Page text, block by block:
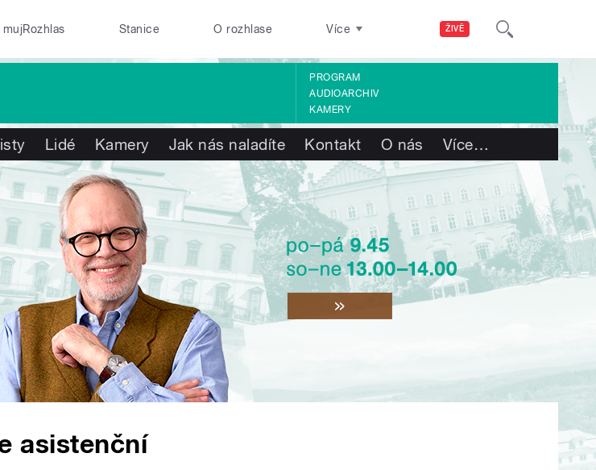
ŽIVĚ
mujRozhlas Stanice O rozhlase Více
PROGRAM
AUDIOARCHIV
KAMERY
Lidé Kamery Jak nás naladíte Kontakt O nás Více…
asistenční